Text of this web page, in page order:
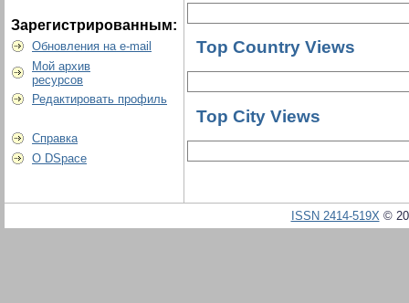
Зарегистрированным:
Обновления на e-mail
Мой архив
ресурсов
Редактировать профиль
Справка
О DSpace
Top Country Views
Top City Views
ISSN 2414-519X©